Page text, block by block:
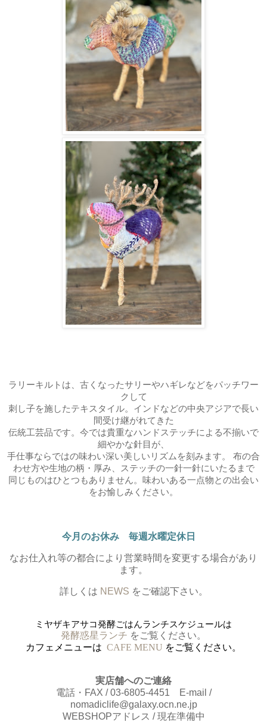
ラリーキルトは、古くなったサリーやハギレなどをパッチワー
クして
刺し子を施したテキスタイル。インドなどの中央アジアで長い
間受け継がれてきた
伝統工芸品です。今では貴重なハンドステッチによる不揃いで
細やかな針目が、
手仕事ならではの味わい深い美しいリズムを刻みます。 布の合
わせ方や生地の柄・厚み、ステッチの一針一針にいたるまで
同じものはひとつもありません。味わいある一点物との出会い
をお愉しみください。
今月のお休み 毎週水曜定休日
なお仕入れ等の都合により営業時間を変更する場合があり
ます。
詳しくは NEWS をご確認下さい。
ミヤザキアサコ発酵ごはんランチスケジュールは
発酵惑星ランチ をご覧ください。
カフェメニューは CAFE MENU をご覧ください。
実店舗へのご連絡
電話・FAX / 03-6805-4451 E-mail /
nomadiclife@galaxy.ocn.ne.jp
WEBSHOPアドレス / 現在準備中